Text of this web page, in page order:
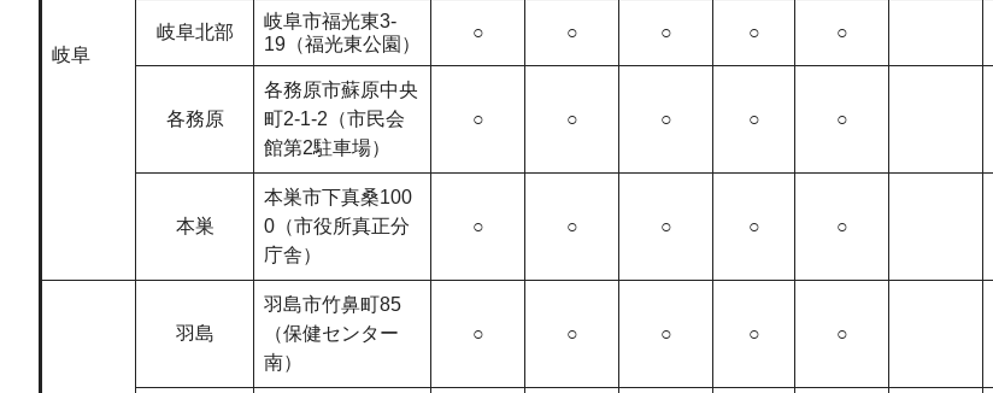
岐阜
岐阜北部
岐阜市福光東3-
19（福光東公園）
○ ○ ○ ○ ○
各務原
各務原市蘇原中央
町2-1-2（市民会
館第2駐車場）
○ ○ ○ ○ ○
本巣
本巣市下真桑100
0（市役所真正分
庁舎）
○ ○ ○ ○ ○
羽島
羽島市竹鼻町85
（保健センター
南）
○ ○ ○ ○ ○